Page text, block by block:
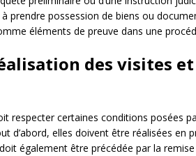
prendre possession de biens ou
éléments de preuve dans une
des visites
respecter certaines conditions posées
d’abord, elles doivent être réalisées en
également être précédée par la